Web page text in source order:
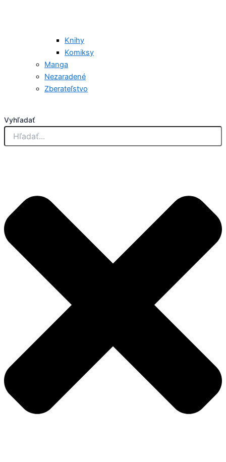
Knihy
Komiksy
Manga
Nezaradené
Zberateľstvo
Vyhľadať